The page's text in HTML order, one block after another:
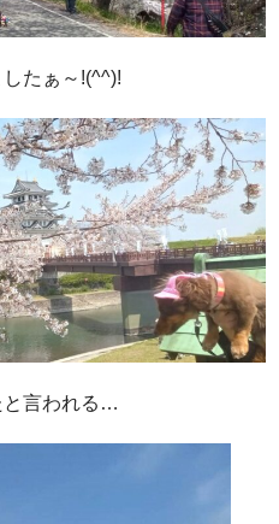
たぁ～!(^^)!
と言われる…